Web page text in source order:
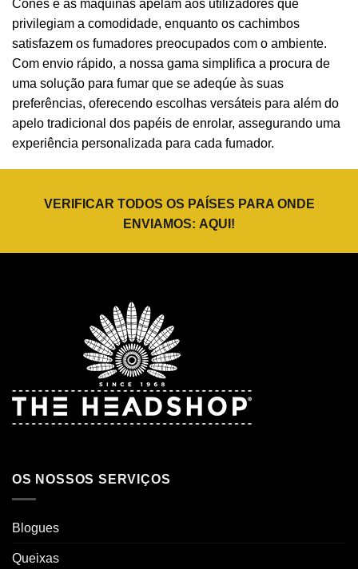
Cones e as máquinas apelam aos utilizadores que
privilegiam a comodidade, enquanto os cachimbos
satisfazem os fumadores preocupados com o ambiente.
Com envio rápido, a nossa gama simplifica a procura de
uma solução para fumar que se adeqúe às suas
preferências, oferecendo escolhas versáteis para além do
apelo tradicional dos papéis de enrolar, assegurando uma
experiência personalizada para cada fumador.
VERIFICAR TODOS OS PAÍSES PARA ONDE
ENVIAMOS: AQUI !
OS NOSSOS SERVIÇOS
Blogues
Queixas